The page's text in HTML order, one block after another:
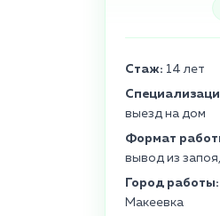
Стаж: 14 лет
выезд на дом
Формат
вывод из
Город работы:
Макеевка